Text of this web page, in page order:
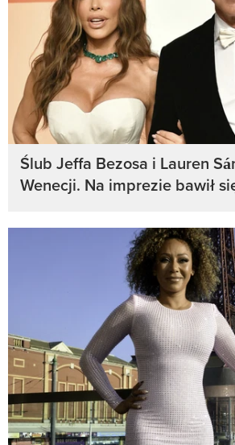
Ślub Jeffa Bezosa i Lauren
Wenecji. Na imprezie bawił